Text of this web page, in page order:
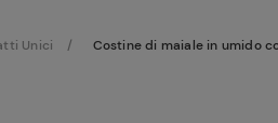
Unici Costine di maiale in umido